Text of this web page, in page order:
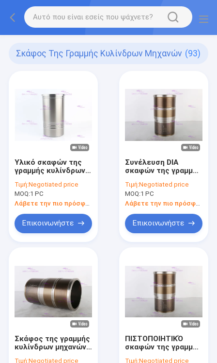
Σκάφος Της Γραμμής Κυλίνδρων Μηχανών (93)
Υλικό σκαφών της
γραμμής κυλίνδρων
7826 για CATT 3500
DIA 170 χιλ.
Τιμή:Negotiated price
MOQ:1 PC
Λάβετε την πιο πρόσφατη τιμή
Επικοινωνήστε
Συνέλευση DIA
σκαφών της γραμμής
MAGURO 112 χιλ.
Τιμή:Negotiated price
MOQ:1 PC
Επικοινωνήστε
Σκάφος της γραμμής
κυλίνδρων μηχανών
Τιμή:Negotiated price
ΠΙΣΤΟΠΟΙΗΤΙΚΌ
σκαφών της γραμμής
Τιμή:Negotiated price